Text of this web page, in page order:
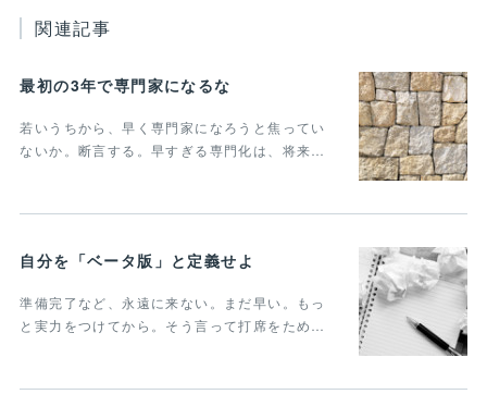
関連記事
最初の3年で専門家になるな
若いうちから、早く専門家になろうと焦ってい
ないか。断言する。早すぎる専門化は、将来…
自分を「ベータ版」と定義せよ
準備完了など、永遠に来ない。まだ早い。もっ
と実力をつけてから。そう言って打席をため…